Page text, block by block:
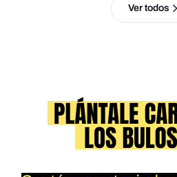
Ver todos